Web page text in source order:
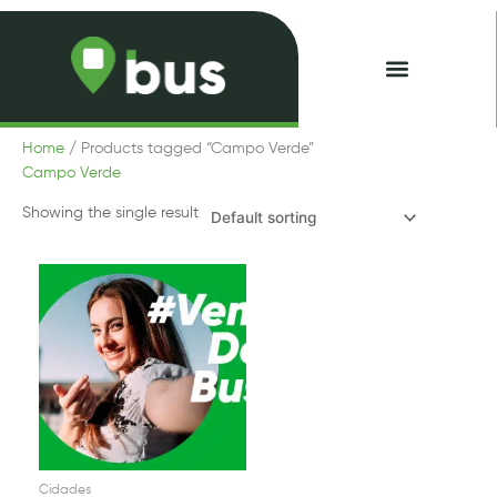
Skip
Home / Products tagged “Campo Verde”
Campo Verde
Showing the single result
Cidades